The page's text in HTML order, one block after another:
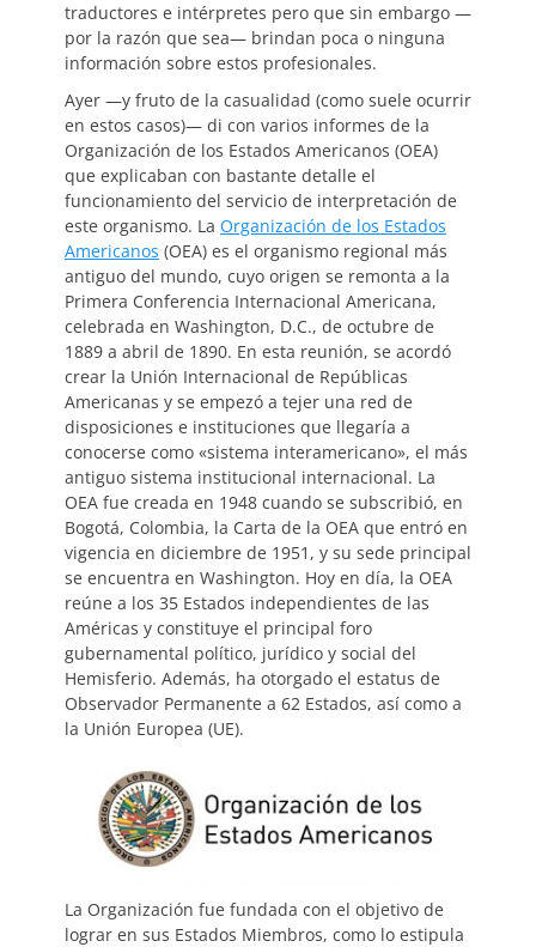
traductores e intérpretes pero que sin embargo —
por la razón que sea— brindan poca o ninguna
información sobre estos profesionales.
Ayer —y fruto de la casualidad (como suele ocurrir
en estos casos)— di con varios informes de la
Organización de los Estados Americanos (OEA)
que explicaban con bastante detalle el
funcionamiento del servicio de interpretación de
este organismo. La Organización de los Estados
Americanos (OEA) es el organismo regional más
antiguo del mundo, cuyo origen se remonta a la
Primera Conferencia Internacional Americana,
celebrada en Washington, D.C., de octubre de
1889 a abril de 1890. En esta reunión, se acordó
crear la Unión Internacional de Repúblicas
Americanas y se empezó a tejer una red de
disposiciones e instituciones que llegaría a
conocerse como «sistema interamericano», el más
antiguo sistema institucional internacional. La
OEA fue creada en 1948 cuando se subscribió, en
Bogotá, Colombia, la Carta de la OEA que entró en
vigencia en diciembre de 1951, y su sede principal
se encuentra en Washington. Hoy en día, la OEA
reúne a los 35 Estados independientes de las
Américas y constituye el principal foro
gubernamental político, jurídico y social del
Hemisferio. Además, ha otorgado el estatus de
Observador Permanente a 62 Estados, así como a
la Unión Europea (UE).
La Organización fue fundada con el objetivo de
lograr en sus Estados Miembros, como lo estipula